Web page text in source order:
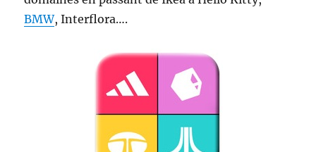
BMW, Interflora….